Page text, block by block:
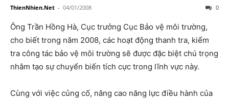
ThienNhien.Net - 04/01/2008 0
Ông Trần Hồng Hà, Cục trưởng Cục Bảo vệ môi trường,
cho biết trong năm 2008, các hoạt động thanh tra, kiểm
tra công tác bảo vệ môi trường sẽ được đặc biệt chú trọng
nhằm tạo sự chuyển biến tích cực trong lĩnh vực này.
Cùng với việc củng cố, nâng cao năng lực điều hành của